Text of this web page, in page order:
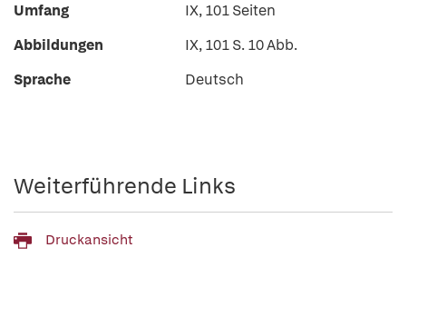
Umfang
IX, 101 Seiten
Abbildungen
IX, 101 S. 10 Abb.
Sprache
Deutsch
Weiterführende Links
Druckansicht